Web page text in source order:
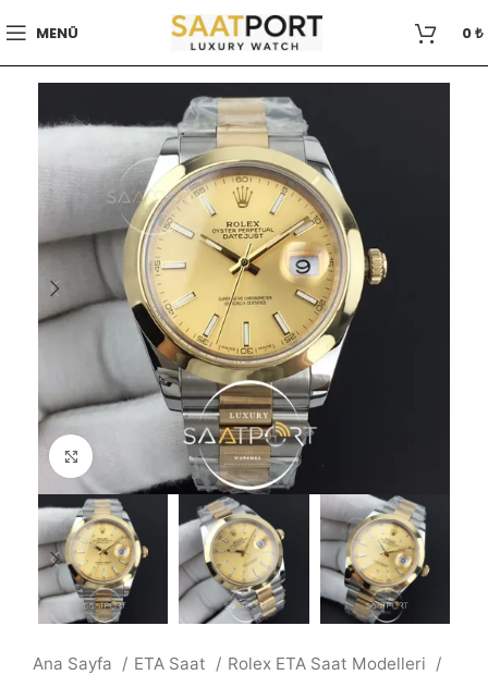
MENÜ 0₺
Büyütmek için tıklayın
Ana Sayfa ETA Saat
Rolex ETA Saat Modelleri